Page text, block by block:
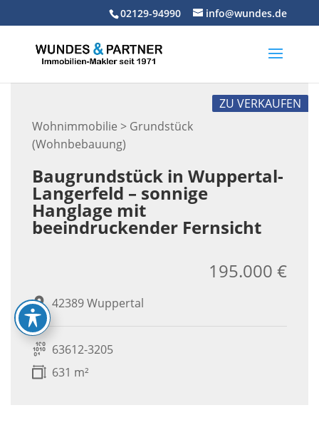
02129-94990 info@wundes.de
Wohnimmobilie > Grundstück
(Wohnbebauung)
ZU VERKAUFEN
Baugrundstück in Wuppertal-
Langerfeld – sonnige
Hanglage mit
beeindruckender Fernsicht
42389 Wuppertal
195.000 €
63612-3205
631 m²